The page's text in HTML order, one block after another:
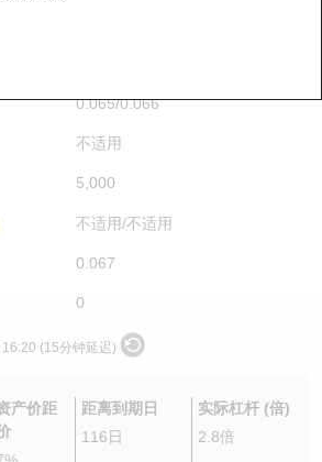
0.065/0.066
不适用
5,000
不适用/不适用
0.067
0
(15分钟延迟)
产价距
距离到期日
116日
实际杠杆 (倍)
2.8倍